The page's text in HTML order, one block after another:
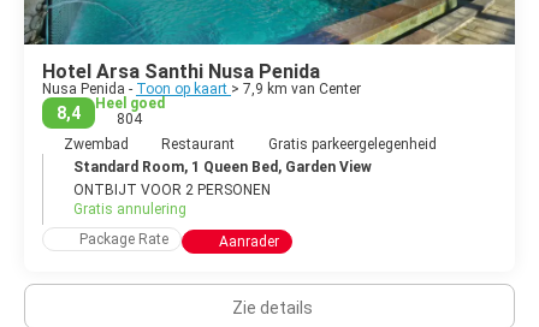
Hotel Arsa Santhi Nusa Penida
Nusa Penida - Toon op kaart > 7,9 km van Center
8,4
Heel goed
804
Zwembad
Restaurant
Gratis parkeergelegenheid
Standard Room, 1 Queen Bed, Garden View
ONTBIJT VOOR 2 PERSONEN
Gratis annulering
Package Rate
Aanrader
Zie details